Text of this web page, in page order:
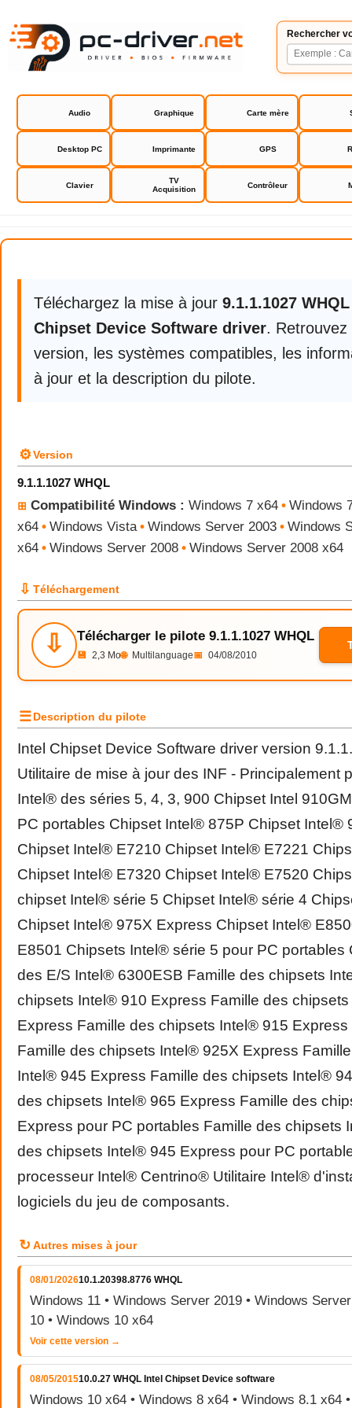
Rechercher
Audio Graphique Carte mère
Desktop PC Imprimante GPS
Clavier
TV
Acquisition
Contrôleur
Intel Chipset Device Software
Téléchargez la mise à jour 9.1.1.1027 WHQL
Chipset Device Software driver.
version, les systèmes compatibles, les
à jour et la description du pilote.
⚙Version
9.1.1.1027 WHQL
⊞ Compatibilité Windows : Windows 7 x64 • Windows
x64 • Windows Vista • Windows Server 2003 • Windows
x64 • Windows Server 2008 • Windows Server 2008 x64
⇩ Téléchargement
⇩ Télécharger le pilote 9.1.1.1027 WHQL
💾 2,3 Mo🌐 Multilanguage📅 04/08/2010
☰Description du pilote
Intel Chipset Device Software driver version
Utilitaire de mise à jour des INF - Principalement
Intel® des séries 5, 4, 3, 900 Chipset Intel
PC portables Chipset Intel® 875P Chipset Intel®
Chipset Intel® E7210 Chipset Intel® E7221
Chipset Intel® E7320 Chipset Intel® E7520
chipset Intel® série 5 Chipset Intel® série 4
Chipset Intel® 975X Express Chipset Intel®
E8501 Chipsets Intel® série 5 pour PC portables
des E/S Intel® 6300ESB Famille des chipsets
chipsets Intel® 910 Express Famille des
Express Famille des chipsets Intel® 915
Famille des chipsets Intel® 925X Express
Intel® 945 Express Famille des chipsets Intel®
des chipsets Intel® 965 Express Famille des
Express pour PC portables Famille des chipsets
des chipsets Intel® 945 Express pour PC
processeur Intel® Centrino® Utilitaire Intel®
logiciels du jeu de composants.
↻ Autres mises à jour
08/01/202610.1.20398.8776 WHQL
Windows 11 • Windows Server 2019 • Windows
10 • Windows 10 x64
Voir cette version →
08/05/201510.0.27 WHQL Intel Chipset Device software
Windows 10 x64 • Windows 8 x64 • Windows 8.1 x64